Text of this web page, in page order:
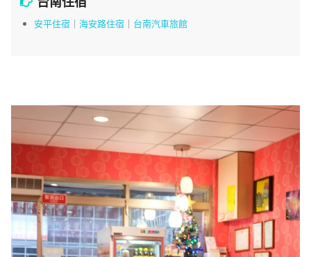
安平住宿｜ 海安路住宿｜ 台南汽車旅館